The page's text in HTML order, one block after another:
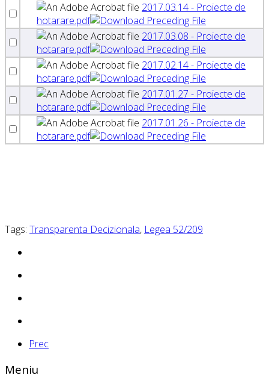
2017.03.14 - Proiecte de
hotarare.pdf
2017.03.08 - Proiecte de
hotarare.pdf
2017.02.14 - Proiecte de
hotarare.pdf
2017.01.27 - Proiecte de
hotarare.pdf
2017.01.26 - Proiecte de
hotarare.pdf
Tags: Transparenta Decizionala, Legea 52/209
Prec
Meniu